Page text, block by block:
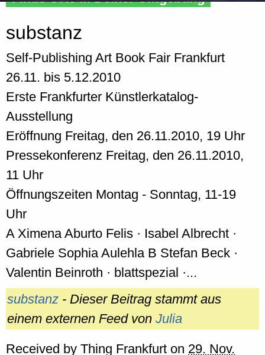
substanz
Self-Publishing Art Book Fair Frankfurt
26.11. bis 5.12.2010
Erste Frankfurter Künstlerkatalog-
Ausstellung
Eröffnung Freitag, den 26.11.2010, 19 Uhr
Pressekonferenz Freitag, den 26.11.2010,
11 Uhr
Öffnungszeiten Montag - Sonntag, 11-19
Uhr
A Ximena Aburto Felis · Isabel Albrecht ·
Gabriele Sophia Aulehla B Stefan Beck ·
Valentin Beinroth · blattspezial ·...
substanz - Dieser Beitrag stammt aus
einem externen Feed von Julia
Received by Thing Frankfurt on 29. Nov.
Home